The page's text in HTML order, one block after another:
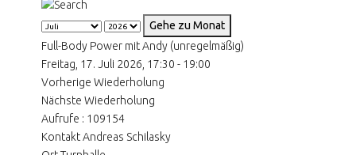
Gehe zu Monat
Full-Body Power mit Andy (unregelmäßig)
Freitag, 17. Juli 2026, 17:30 - 19:00
Vorherige Wiederholung
Nächste Wiederholung
Aufrufe : 109154
KontaktAndreas Schilasky